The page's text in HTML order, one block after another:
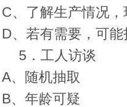
C、了解生产情况
D、若有需要，可能
5 ．工人访谈
A、随机抽取
B、年龄可疑